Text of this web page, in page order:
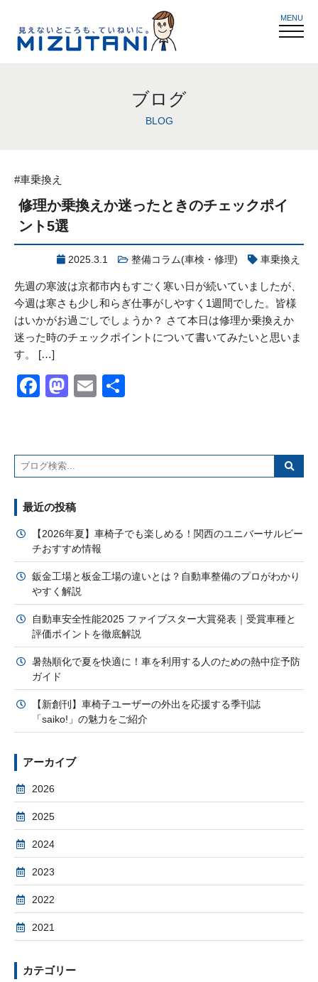
MENU
ブログ
BLOG
#車乗換え
修理か乗換えか迷ったときのチェックポイ
ント5選
2025.3.1 整備コラム(車検・修理) 車乗換え
先週の寒波は京都市内もすごく寒い日が続いていましたが、
今週は寒さも少し和らぎ仕事がしやすく1週間でした。皆様
はいかがお過ごしでしょうか？ さて本日は修理か乗換えか
迷った時のチェックポイントについて書いてみたいと思いま
す。 […]
Facebook
Mastodon
Email
最近の投稿
【2026年夏】車椅子でも楽しめる！関西のユニバーサルビー
チおすすめ情報
鈑金工場と板金工場の違いとは？自動車整備のプロがわかり
やすく解説
自動車安全性能2025 ファイブスター大賞発表｜受賞車種と
評価ポイントを徹底解説
暑熱順化で夏を快適に！車を利用する人のための熱中症予防
ガイド
【新創刊】車椅子ユーザーの外出を応援する季刊誌
「saiko!」の魅力をご紹介
アーカイブ
2026
2025
2024
2023
2022
2021
カテゴリー